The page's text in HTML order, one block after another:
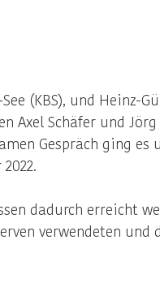
(KBS), und Heinz-
Axel Schäfer und
Gespräch ging es
dadurch erreicht
verwendeten und